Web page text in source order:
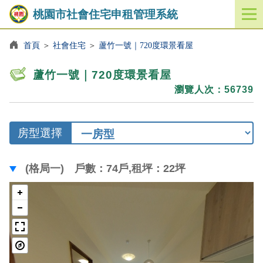
桃園市社會住宅申租管理系統
開
啟
功
單
首頁 ＞ 社會住宅 ＞ 蘆竹一號｜720度環景看屋
蘆竹一號｜720度環景看屋
瀏覽人次：56739
房型選擇
(格局一) 戶數：74戶,租坪：22坪